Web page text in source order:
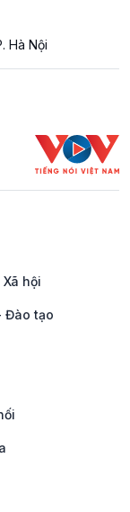
Hà Nội
hội
Đào tạo